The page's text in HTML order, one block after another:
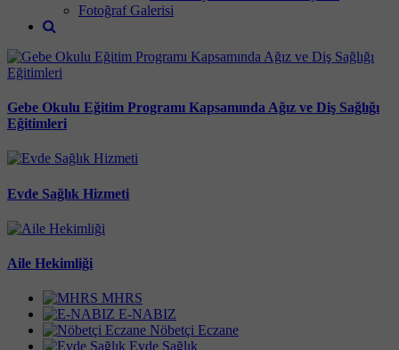
Fotoğraf Galerisi
Gebe Okulu Eğitim Programı Kapsamında Ağız ve Diş Sağlığı
Eğitimleri
Evde Sağlık Hizmeti
Aile Hekimliği
MHRS
E-NABIZ
Nöbetçi Eczane
Evde Sağlık